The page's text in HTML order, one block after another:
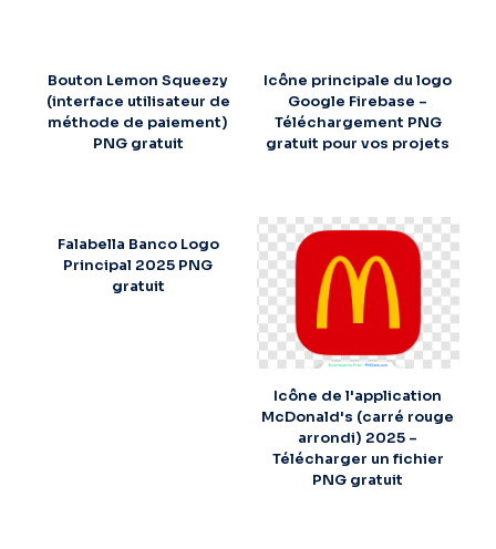
Bouton Lemon Squeezy
(interface utilisateur de
méthode de paiement)
PNG gratuit
Icône principale du logo
Google Firebase –
Téléchargement PNG
gratuit pour vos projets
Falabella Banco Logo
Principal 2025 PNG
gratuit
Icône de l'application
McDonald's (carré rouge
arrondi) 2025 –
Télécharger un fichier
PNG gratuit